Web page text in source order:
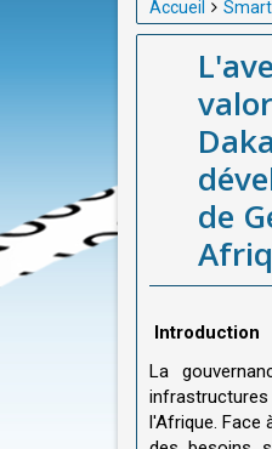
Accueil
L'avenir des
meilleure
patrimoine et
de
Introduction
La
l'Afrique. Face